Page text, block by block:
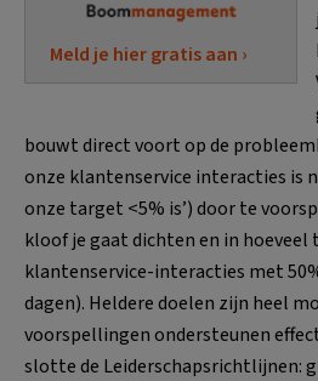
Meld je hier gratis aan ›
bouwt direct voort op de
onze klantenservice interacties is
onze target <5% is’) door te
kloof je gaat dichten en in hoeveel
klantenservice-interacties met
dagen). Heldere doelen zijn heel
voorspellingen ondersteunen
slotte de Leiderschapsrichtlijnen: